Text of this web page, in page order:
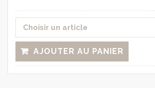
AJOUTER AU PANIER